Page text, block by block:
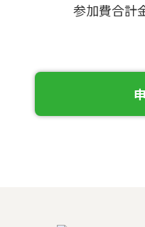
参加費合計